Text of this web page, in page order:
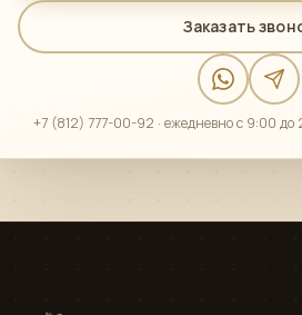
Заказать
+7 (812) 777-00-92 · ежедневно с 9:00 до